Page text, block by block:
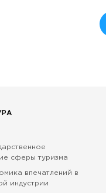
сферы туризма
впечатлений в
индустрии